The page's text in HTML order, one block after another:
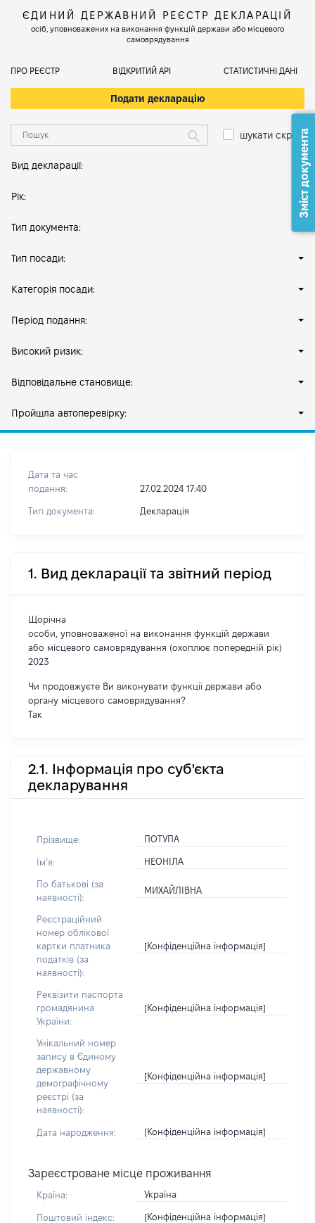
ЄДИНИЙ ДЕРЖАВНИЙ РЕЄСТР ДЕКЛАРАЦІЙ
осіб, уповноважених на виконання функцій держави або місцевого
самоврядування
ПРО РЕЄСТР ВІДКРИТИЙ АРІ СТАТИСТИЧНІ ДАНІ
Подати декларацію
шукати скрізь
Вид декларації:
Рік:
Тип документа:
Тип посади:
Категорія посади:
Період подання:
Високий ризик:
Відповідальне становище:
Пройшла автоперевірку:
Дата та час
подання:
27.02.2024 17:40
Тип документа: Декларація
1. Вид декларації та звітний період
Щорічна
особи, уповноваженої на виконання функцій держави
або місцевого самоврядування (охоплює попередній рік)
2023
Чи продовжуєте Ви виконувати функції держави або
органу місцевого самоврядування?
Так
2.1. Інформація про суб'єкта
декларування
Прізвище: ПОТУПА
Імʼя: НЕОНІЛА
По батькові (за
наявності):
МИХАЙЛІВНА
Реєстраційний
номер облікової
картки платника
податків (за
наявності):
[Конфіденційна інформація]
Реквізити паспорта
громадянина
України:
[Конфіденційна інформація]
Унікальний номер
запису в Єдиному
державному
демографічному
реєстрі (за
наявності):
[Конфіденційна інформація]
Дата народження: [Конфіденційна інформація]
Зареєстроване місце проживання
Країна: Україна
Поштовий індекс: [Конфіденційна інформація]
Зміст документа